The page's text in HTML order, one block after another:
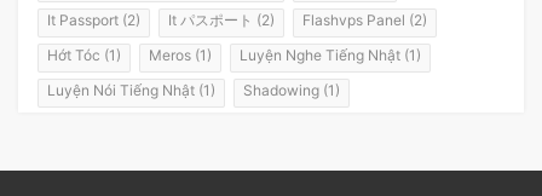
It Passport (2)
It パスポート (2)
Flashvps Panel (2)
Hớt Tóc (1)
Meros (1)
Luyện Nghe Tiếng Nhật (1)
Luyện Nói Tiếng Nhật (1)
Shadowing (1)